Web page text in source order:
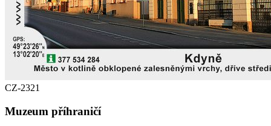
CZ-2321
Muzeum příhraničí